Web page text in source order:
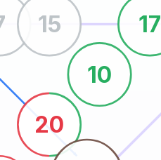
20
10
17
15